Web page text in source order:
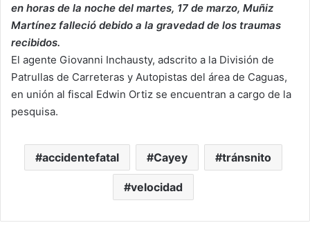
en horas de la noche del martes, 17 de marzo, Muñiz
Martínez falleció debido a la gravedad de los traumas
recibidos.
El agente Giovanni Inchausty, adscrito a la División de
Patrullas de Carreteras y Autopistas del área de Caguas,
en unión al fiscal Edwin Ortiz se encuentran a cargo de la
pesquisa.
accidentefatal Cayey tránsnito
velocidad